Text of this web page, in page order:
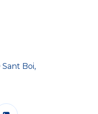
Sant Boi,